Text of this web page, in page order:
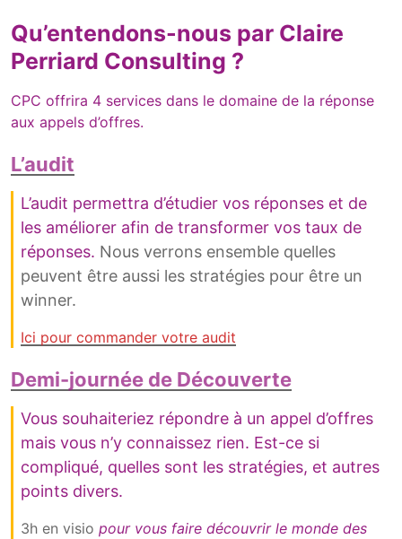
Qu’entendons-nous par Claire
Perriard Consulting ?
CPC offrira 4 services dans le domaine de la réponse
aux appels d’offres.
L’audit
L’audit permettra d’étudier vos réponses et de
les améliorer afin de transformer vos taux de
réponses. Nous verrons ensemble quelles
peuvent être aussi les stratégies pour être un
winner.
Ici pour commander votre audit
Demi-journée de Découverte
Vous souhaiteriez répondre à un appel d’offres
mais vous n’y connaissez rien. Est-ce si
compliqué, quelles sont les stratégies, et autres
points divers.
3h en visio pour vous faire découvrir le monde des